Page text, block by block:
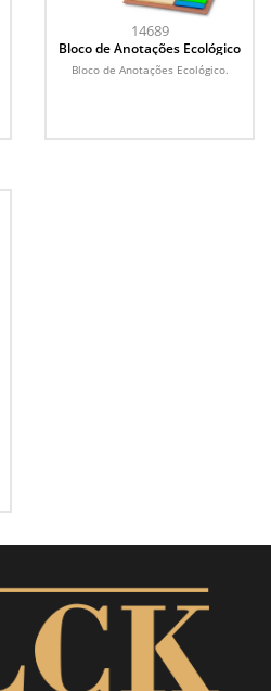
14689
Bloco de Anotações Ecológico
Bloco de Anotações Ecológico.